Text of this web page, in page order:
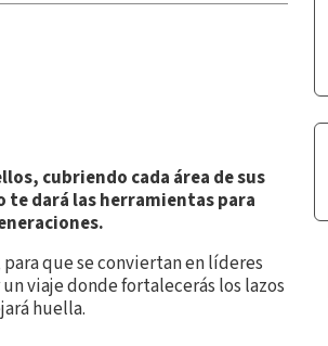
cubriendo cada área de sus
te dará las herramientas para
que se conviertan en líderes
viaje donde fortalecerás los lazos
huella.